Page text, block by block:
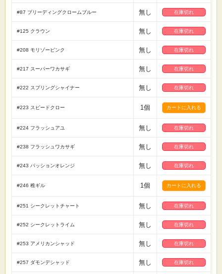
#87 ブリーディングクロームブルー 無し 在庫切れ
#125 クラウン 無し 在庫切れ
#208 モリゾーピンク 無し 在庫切れ
#217 スーパーワカサギ 無し 在庫切れ
#222 スプリングシャイナー 無し 在庫切れ
#223 スピードクロー 1個
#224 フラッシュアユ 無し 在庫切れ
#238 フラッシュワカサギ 無し 在庫切れ
#243 パッションオレンジ 無し 在庫切れ
#246 稚ギル 1個
#251 シークレットチャート 無し 在庫切れ
#252 シークレットライム 無し 在庫切れ
#253 アメリカンシャッド 無し 在庫切れ
#257 ダモンデシャッド 無し 在庫切れ